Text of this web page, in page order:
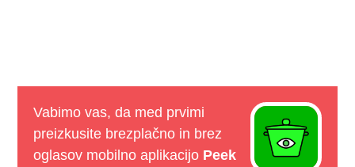
Vabimo vas, da med prvimi
preizkusite brezplačno in brez
oglasov mobilno aplikacijo Peek